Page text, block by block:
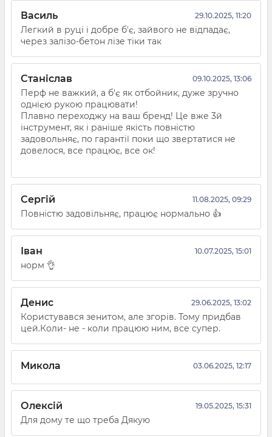
Василь 29.10.2025, 11:20
Легкий в руці і добре б'є, зайвого не відпадає,
через залізо-бетон лізе тіки так
Станіслав 09.10.2025, 13:06
Перф не важкий, а б'є як отбойник, дуже зручно
однією рукою працювати!
Плавно переходжу на ваш бренд! Це вже 3й
інструмент, як і раніше якість повністю
задовольняє, по гарантії поки що звертатися не
довелося, все працює, все ок!
Сергій 11.08.2025, 09:29
Повністю задовільняє, працює нормально 👍
Іван 10.07.2025, 15:01
норм 👌
Денис 29.06.2025, 13:02
Користувався зенитом, але згорів. Тому придбав
цей.Коли- не - коли працюю ним, все супер.
Микола 03.06.2025, 12:17
Олексій 19.05.2025, 15:31
Для дому те що треба Дякую